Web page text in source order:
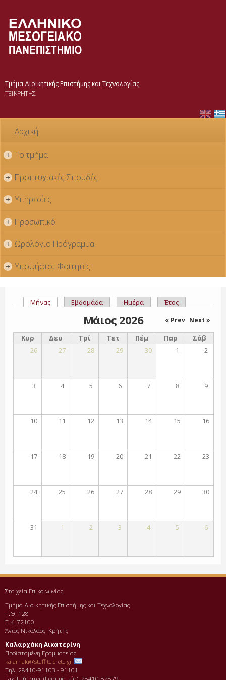
Τμήμα Διοικητικής Επιστήμης και Τεχνολογίας
ΤΕΙ ΚΡΗΤΗΣ
Αρχική
+ Το τμήμα
+ Προπτυχιακές Σπουδές
+ Υπηρεσίες
+ Προσωπικό
+ Ωρολόγιο Πρόγραμμα
+ Υποψήφιοι Φοιτητές
Πρωτεύουσες καρτέλες
Μήνας(ενεργή καρτέλα)
Εβδομάδα Ημέρα Έτος
Μάιος 2026 « Prev Next »
Κυρ Δευ Τρί Τετ Πέμ Παρ
Σάβ
26
27 28 29 30 1 2
3 4 5 6 7 8 9
10 11 12 13 14 15 16
17 18 19 20 21 22 23
24 25 26 27 28 29 30
31 1 2 3 4 5 6
Στοιχεία Επικοινωνίας
Τμήμα Διοικητικής Επιστήμης και Τεχνολογίας
Τ.Θ. 128
Τ.Κ. 72100
Άγιος Νικόλαος Κρήτης
Καλαρχάκη Αικατερίνη
Προϊσταμένη Γραμματείας
kalarhaki@staff.teicrete.gr
Τηλ. 28410-91103 - 91101